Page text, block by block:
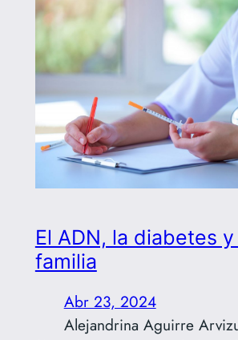
El ADN, la diabetes
familia
Abr 23, 2024
Alejandrina Aguirre